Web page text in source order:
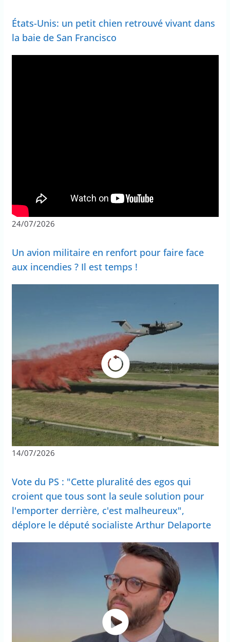
États-Unis: un petit chien retrouvé vivant dans
la baie de San Francisco
24/07/2026
Un avion militaire en renfort pour faire face
aux incendies ? Il est temps !
14/07/2026
Vote du PS : "Cette pluralité des egos qui
croient que tous sont la seule solution pour
l'emporter derrière, c'est malheureux",
déplore le député socialiste Arthur Delaporte